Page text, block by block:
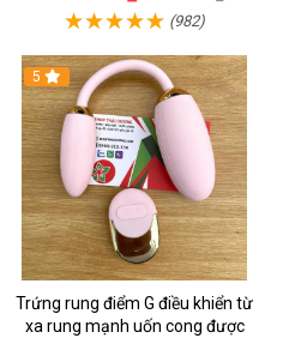
(982)
5
Trứng rung điểm G điều khiển từ
xa rung mạnh uốn cong được